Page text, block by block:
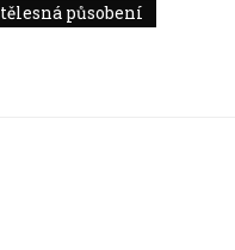
tělesná působení